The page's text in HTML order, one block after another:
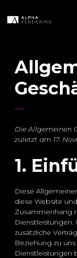
Die Allgemeinen
zuletzt am 17.
1.
Diese
diese Website
Zusammenhang
zusätzliche
Beziehung zu
Dienstleistungen